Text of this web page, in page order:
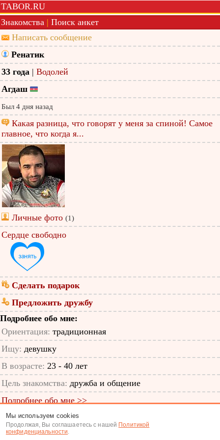
TABOR.RU
Знакомства | Поиск анкет
Написать сообщение
Ренатик
33 года | Водолей
Агдаш
Был 4 дня назад
Какая разница, что говорят у меня за спиной! Самое
главное, что когда я...
Личные фото (1)
Сердце свободно
Сделать подарок
Предложить дружбу
Подробнее обо мне:
Ориентация: традиционная
Ищу: девушку
В возрасте: 23 - 40 лет
Цель знакомства: дружба и общение
Подробнее обо мне >>
ID анкеты: 50800165
Знакомства|Поиск анкет
Мы используем cookies
Продолжая, Вы соглашаетесь с нашей Политикой
конфиденциальности.